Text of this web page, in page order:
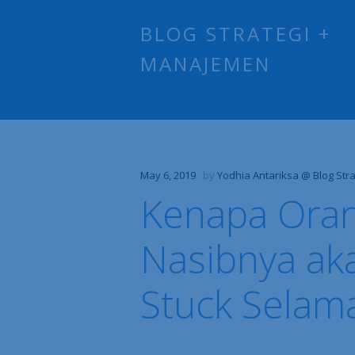
BLOG STRATEGI +
MANAJEMEN
May 6, 2019 by Yodhia Antariksa @ Blog
Kenapa
Nasibnya
Stuck